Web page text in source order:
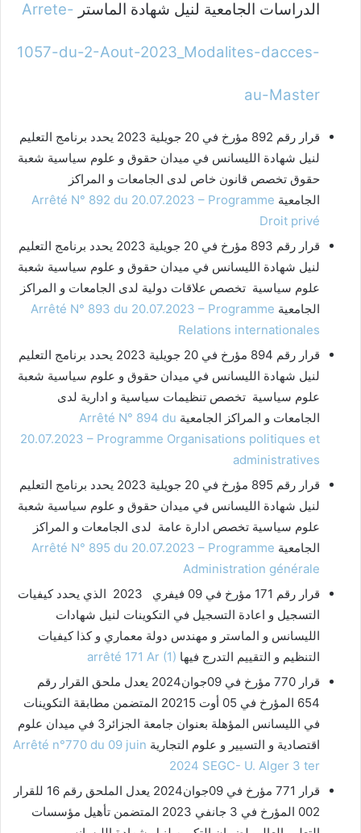
الدراسات الجامعية لنيل شهادة الماستر Arrete-
1057-du-2-Aout-2023_Modalites-dacces-
au-Master
قرار رقم 892 مؤرخ في 20 جويلية 2023 يحدد برنامج التعليم
لنيل شهادة الليسانس في ميدان حقوق و علوم سياسية شعبة
حقوق تخصص قانون خاص لدى الجامعات و المراكز
الجامعية Arrêté N° 892 du 20.07.2023 – Programme
Droit privé
قرار رقم 893 مؤرخ في 20 جويلية 2023 يحدد برنامج التعليم
لنيل شهادة الليسانس في ميدان حقوق و علوم سياسية شعبة
علوم سياسية تخصص علاقات دولية لدى الجامعات و المراكز
الجامعية Arrêté N° 893 du 20.07.2023 – Programme
Relations internationales
قرار رقم 894 مؤرخ في 20 جويلية 2023 يحدد برنامج التعليم
لنيل شهادة الليسانس في ميدان حقوق و علوم سياسية شعبة
علوم سياسية تخصص تنظيمات سياسية و ادارية لدى
الجامعات و المراكز الجامعية Arrêté N° 894 du
20.07.2023 – Programme Organisations politiques et
administratives
قرار رقم 895 مؤرخ في 20 جويلية 2023 يحدد برنامج التعليم
لنيل شهادة الليسانس في ميدان حقوق و علوم سياسية شعبة
علوم سياسية تخصص ادارة عامة لدى الجامعات و المراكز
الجامعية Arrêté N° 895 du 20.07.2023 – Programme
Administration générale
قرار رقم 171 مؤرخ في 09 فيفري 2023 الذي يحدد كيفيات
التسجيل و اعادة التسجيل في التكوينات لنيل شهادات
الليسانس و الماستر و مهندس دولة معماري و كذا كيفيات
التنظيم و التقييم التدرج فيها arrêté 171 Ar (1)
قرار 770 مؤرخ في 09جوان2024 يعدل ملحق القرار رقم
654 المؤرخ في 05 أوت 20215 المتضمن مطابقة التكوينات
في الليسانس المؤهلة بعنوان جامعة الجزائر3 في ميدان علوم
اقتصادية و التسيير و علوم التجارية Arrêté n°770 du 09 juin
2024 SEGC- U. Alger 3 ter
قرار 771 مؤرخ في 09جوان2024 يعدل الملحق رقم 16 للقرار
002 المؤرخ في 3 جانفي 2023 المتضمن تأهيل مؤسسات